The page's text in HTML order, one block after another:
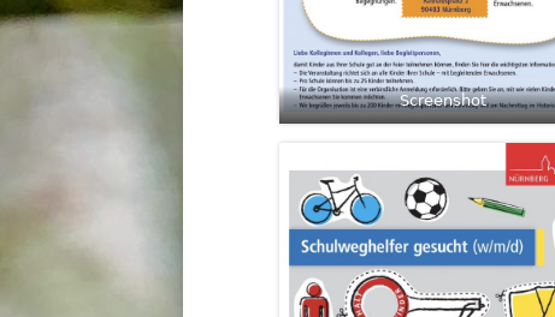
Screenshot